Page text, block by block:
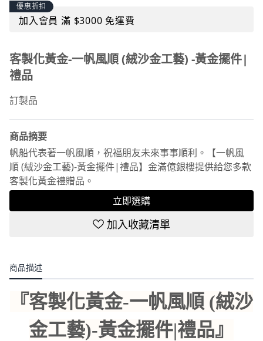
優惠折扣
加入會員 滿 $3000 免運費
客製化黃金-一帆風順 (絨沙金工藝) -黃金擺件|
禮品
訂製品
商品摘要
帆船代表著一帆風順，祝福朋友未來事事順利。【一帆風
順 (絨沙金工藝)-黃金擺件|禮品】金滿億銀樓提供給您多款
客製化黃金禮贈品。
立即選購
加入收藏清單
商品描述
『客製化黃金-一帆風順 (絨沙
金工藝)-黃金擺件|禮品』